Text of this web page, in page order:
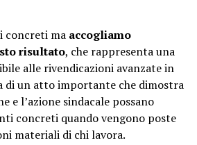
concreti ma accogliamo
risultato, che rappresenta una
alle rivendicazioni avanzate in
di un atto importante che dimostra
e l’azione sindacale possano
concreti quando vengono poste
materiali di chi lavora.